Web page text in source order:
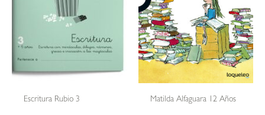
Escritura Rubio 3 Matilda Alfaguara 12 Años